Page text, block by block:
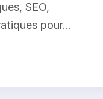
SEO,
pour…